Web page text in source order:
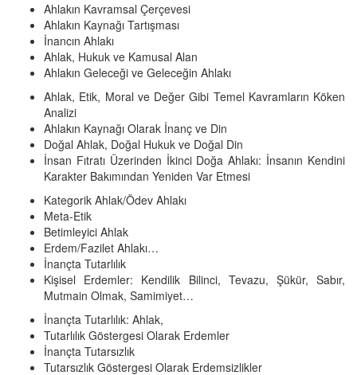
Ahlakın Kavramsal Çerçevesi
Ahlakın Kaynağı Tartışması
İnancın Ahlakı
Ahlak, Hukuk ve Kamusal Alan
Ahlakın Geleceği ve Geleceğin Ahlakı
Ahlak, Etik, Moral ve Değer Gibi Temel Kavramların Köken
Analizi
Ahlakın Kaynağı Olarak İnanç ve Din
Doğal Ahlak, Doğal Hukuk ve Doğal Din
İnsan Fıtratı Üzerinden İkinci Doğa Ahlakı: İnsanın Kendini
Karakter Bakımından Yeniden Var Etmesi
Kategorik Ahlak/Ödev Ahlakı
Meta-Etik
Betimleyici Ahlak
Erdem/Fazilet Ahlakı…
İnançta Tutarlılık
Kişisel Erdemler: Kendilik Bilinci, Tevazu, Şükür, Sabır,
Mutmain Olmak, Samimiyet…
İnançta Tutarlılık: Ahlak,
Tutarlılık Göstergesi Olarak Erdemler
İnançta Tutarsızlık
Tutarsızlık Göstergesi Olarak Erdemsizlikler